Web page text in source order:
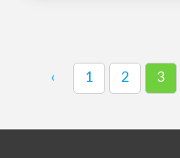
‹ 1 2 3